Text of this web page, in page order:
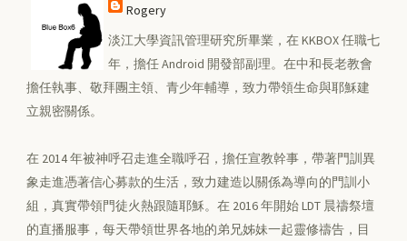
Rogery
淡江大學資訊管理研究所畢業，在 KKBOX 任職七
年，擔任 Android 開發部副理。在中和長老教會
擔任執事、敬拜團主領、青少年輔導，致力帶領生命與耶穌建
立親密關係。
在 2014 年被神呼召走進全職呼召，擔任宣教幹事，帶著門訓異
象走進憑著信心募款的生活，致力建造以關係為導向的門訓小
組，真實帶領門徒火熱跟隨耶穌。在 2016 年開始 LDT 晨禱祭壇
的直播服事，每天帶領世界各地的弟兄姊妹一起靈修禱告，目